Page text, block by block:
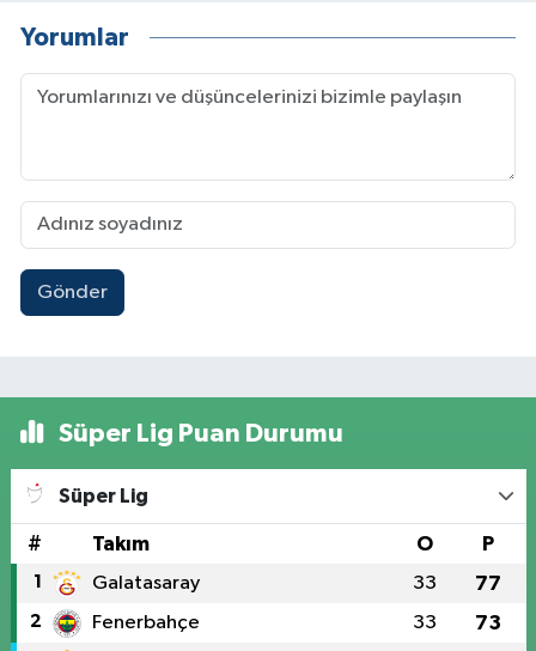
Yorumlar
Gönder
Süper Lig Puan Durumu
Süper Lig
# Takım O P
1 Galatasaray 33 77
2 Fenerbahçe 33 73